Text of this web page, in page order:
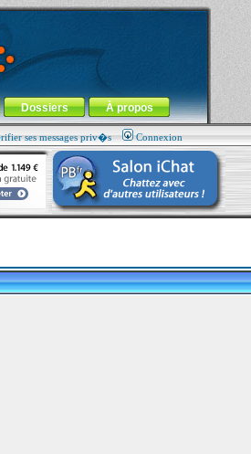
Dossiers À propos
ses messages priv�s Connexion